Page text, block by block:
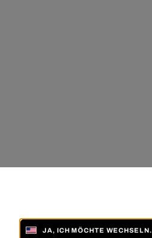
JA, ICH MÖCHTE WECHSELN.